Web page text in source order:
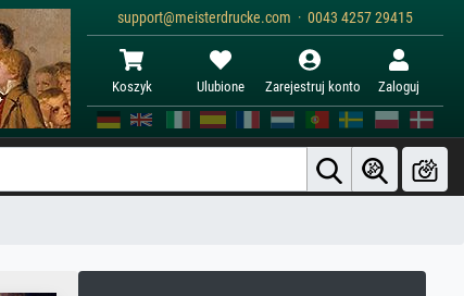
support@meisterdrucke.com · 0043 4257 29415
Koszyk Ulubione Zarejestruj konto Zaloguj